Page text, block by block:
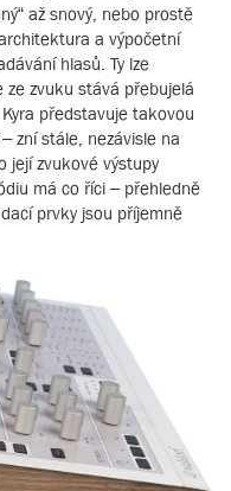
až snový, nebo prostě
a výpočetní
hlasů. Ty lze
ze zvuku stává přebujelá
představuje takovou
zní stále, nezávisle na
její zvukové výstupy
má co říci – přehledně
prvky jsou příjemně